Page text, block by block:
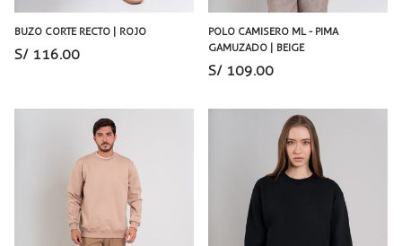
BUZO CORTE RECTO | ROJO
S/ 116.00
POLO CAMISERO ML - PIMA
GAMUZADO | BEIGE
S/ 109.00